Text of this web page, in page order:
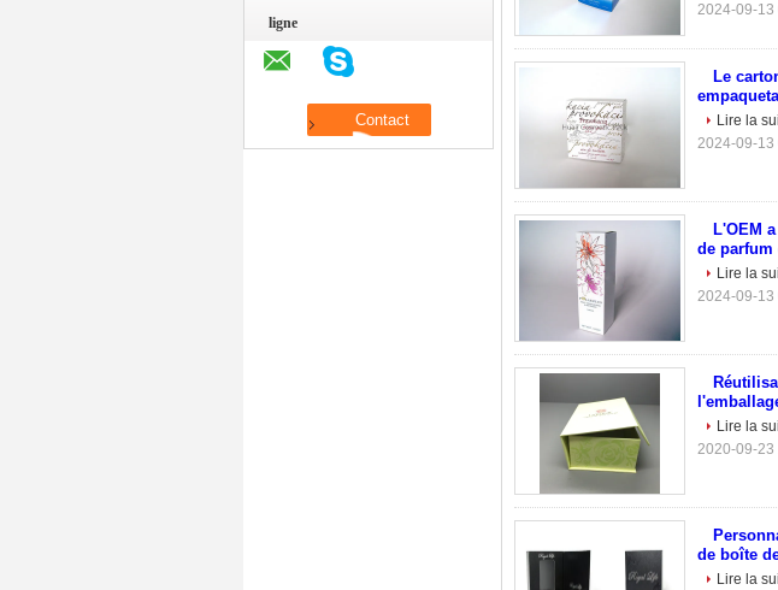
ligne
2024-09-13
Le
Lire la
2024-09-13
L'OEM
de parfum
Lire la
2024-09-13
Lire la
2020-09-23
de boîte
Lire la